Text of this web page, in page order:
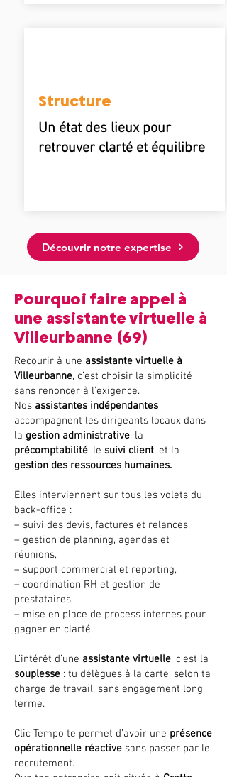
Structure
Un état des lieux pour
retrouver clarté et équilibre
Découvrir notre expertise
Pourquoi faire appel à
une assistante virtuelle à
Villeurbanne (69)
Recourir à une assistante virtuelle à
Villeurbanne, c’est choisir la simplicité
sans renoncer à l’exigence.
Nos assistantes indépendantes
accompagnent les dirigeants locaux dans
la gestion administrative, la
précomptabilité, le suivi client, et la
gestion des ressources humaines.
Elles interviennent sur tous les volets du
back-office :
– suivi des devis, factures et relances,
– gestion de planning, agendas et
réunions,
– support commercial et reporting,
– coordination RH et gestion de
prestataires,
– mise en place de process internes pour
gagner en clarté.
L’intérêt d’une assistante virtuelle, c’est la
souplesse : tu délègues à la carte, selon ta
charge de travail, sans engagement long
terme.
Clic Tempo te permet d’avoir une présence
opérationnelle réactive sans passer par le
recrutement.